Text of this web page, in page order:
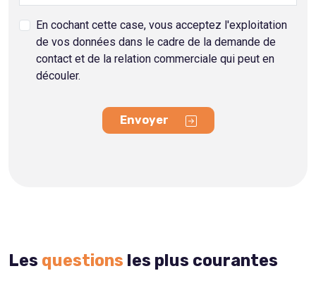
En cochant cette case, vous acceptez l'exploitation
de vos données dans le cadre de la demande de
contact et de la relation commerciale qui peut en
découler.
Envoyer
Les questions les plus courantes